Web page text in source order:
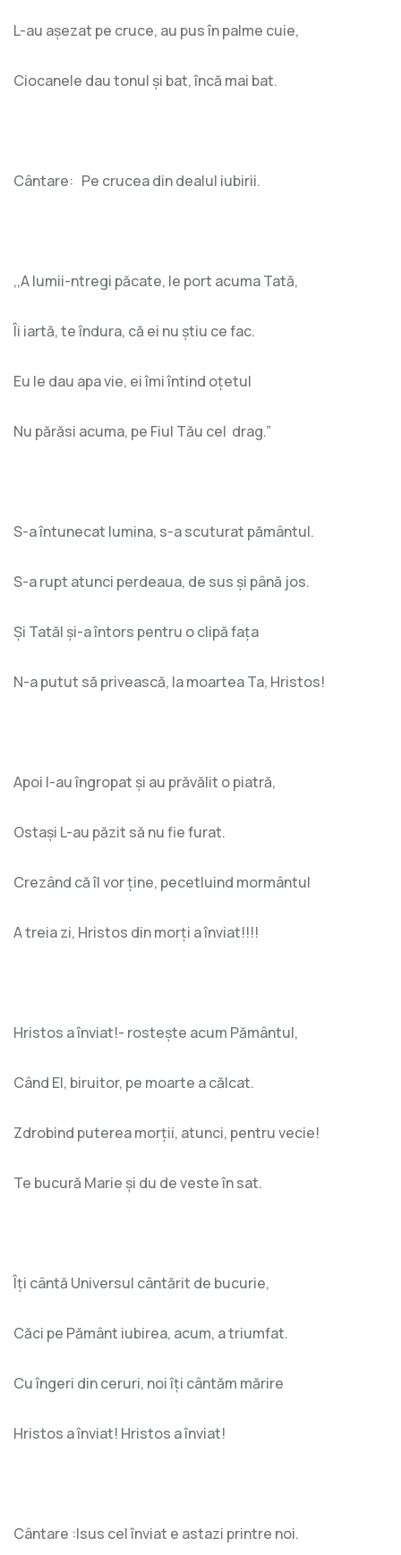
L-au așezat pe cruce, au pus în palme cuie,
Ciocanele dau tonul și bat, încă mai bat.
Cântare: Pe crucea din dealul iubirii.
,,A lumii-ntregi păcate, le port acuma Tată,
Îi iartă, te îndura, că ei nu știu ce fac.
Eu le dau apa vie, ei îmi întind oțetul
Nu părăsi acuma, pe Fiul Tău cel drag.”
S-a întunecat lumina, s-a scuturat pământul.
S-a rupt atunci perdeaua, de sus și până jos.
Și Tatăl și-a întors pentru o clipă fața
N-a putut să privească, la moartea Ta, Hristos!
Apoi l-au îngropat și au prăvălit o piatră,
Ostași L-au păzit să nu fie furat.
Crezând că îl vor ține, pecetluind mormântul
A treia zi, Hristos din morți a înviat!!!!
Hristos a înviat!- rostește acum Pământul,
Când El, biruitor, pe moarte a călcat.
Zdrobind puterea morții, atunci, pentru vecie!
Te bucură Marie și du de veste în sat.
Îți cântă Universul cântărit de bucurie,
Căci pe Pământ iubirea, acum, a triumfat.
Cu îngeri din ceruri, noi îți cântăm mărire
Hristos a înviat! Hristos a înviat!
Cântare :Isus cel înviat e astazi printre noi.